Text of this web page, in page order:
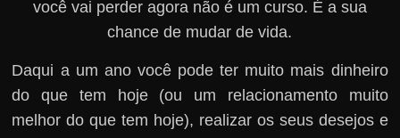
você vai perder agora não é um curso. É a sua
chance de mudar de vida.
Daqui a um ano você pode ter muito mais dinheiro
do que tem hoje (ou um relacionamento muito
melhor do que tem hoje), realizar os seus desejos e